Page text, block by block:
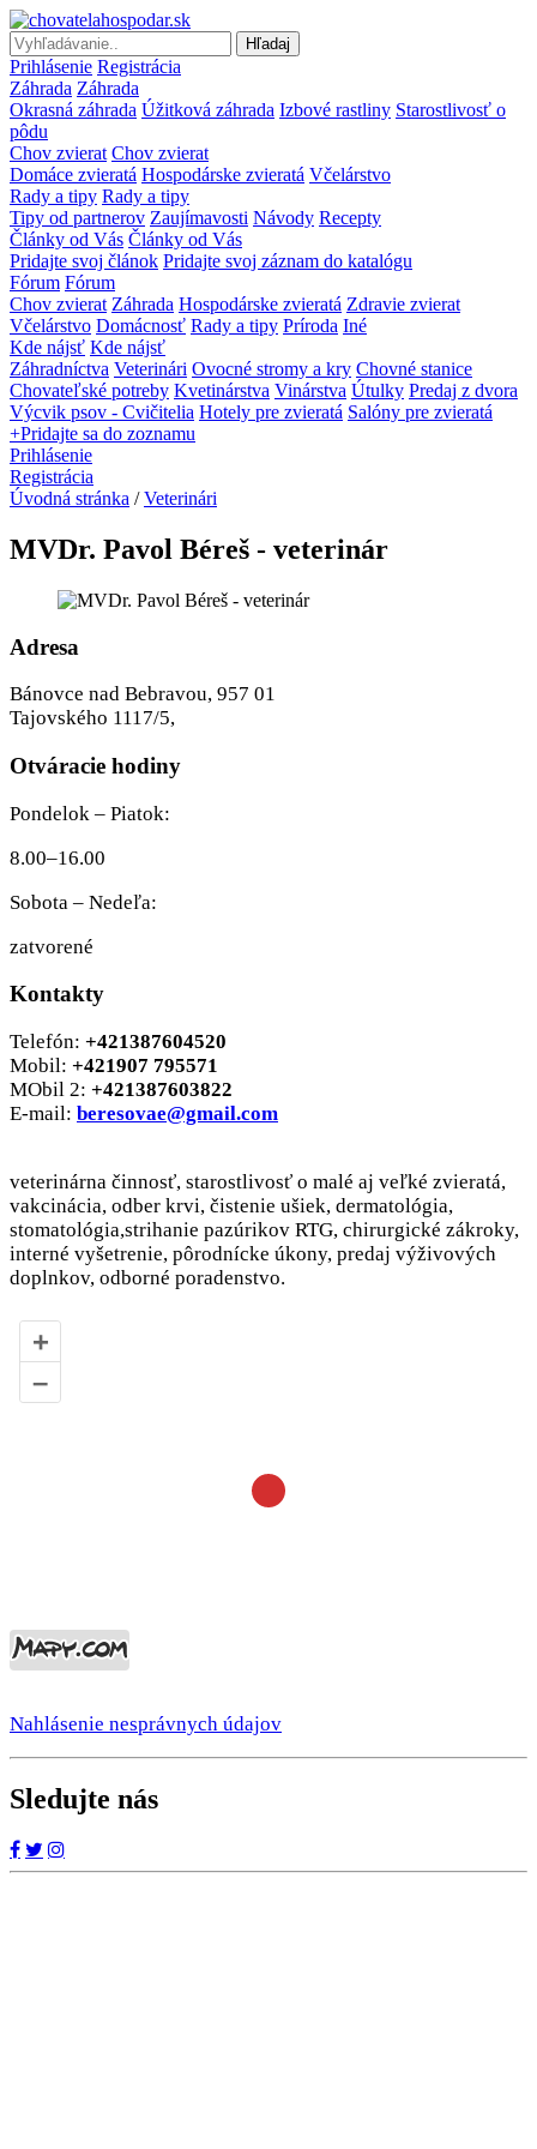
Hľadaj
Prihlásenie Registrácia
Záhrada Záhrada
Okrasná záhrada Úžitková záhrada Izbové rastliny Starostlivosť o
pôdu
Chov zvierat Chov zvierat
Domáce zvieratá Hospodárske zvieratá Včelárstvo
Rady a tipy Rady a tipy
Tipy od partnerov Zaujímavosti Návody Recepty
Články od Vás Články od Vás
Pridajte svoj článok Pridajte svoj záznam do katalógu
Fórum Fórum
Chov zvierat Záhrada Hospodárske zvieratá Zdravie zvierat
Včelárstvo Domácnosť Rady a tipy Príroda Iné
Kde nájsť Kde nájsť
Záhradníctva Veterinári Ovocné stromy a kry Chovné stanice
Chovateľské potreby Kvetinárstva Vinárstva Útulky Predaj z dvora
Výcvik psov - Cvičitelia Hotely pre zvieratá Salóny pre zvieratá
+Pridajte sa do zoznamu
Prihlásenie
Registrácia
Úvodná stránka / Veterinári
MVDr. Pavol Béreš - veterinár
Adresa
Bánovce nad Bebravou, 957 01
Tajovského 1117/5,
Otváracie hodiny
Pondelok – Piatok:
8.00–16.00
Sobota – Nedeľa:
zatvorené
Kontakty
Telefón: +421387604520
Mobil: +421907 795571
MObil 2: +421387603822
E-mail: beresovae@gmail.com
veterinárna činnosť, starostlivosť o malé aj veľké zvieratá,
vakcinácia, odber krvi, čistenie ušiek, dermatológia,
stomatológia,stri­hanie pazúrikov RTG, chirurgické zákroky,
interné vyšetrenie, pôrodnícke úkony, predaj výživových
doplnkov, odborné poradenstvo.
+
–
Nahlásenie nesprávnych údajov
Sledujte nás